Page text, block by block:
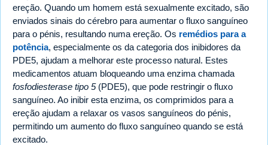
ereção. Quando um homem está sexualmente excitado, são
enviados sinais do cérebro para aumentar o fluxo sanguíneo
para o pénis, resultando numa ereção. Os remédios para a
potência, especialmente os da categoria dos inibidores da
PDE5, ajudam a melhorar este processo natural. Estes
medicamentos atuam bloqueando uma enzima chamada
fosfodiesterase tipo 5(PDE5), que pode restringir o fluxo
sanguíneo. Ao inibir esta enzima, os comprimidos para a
ereção ajudam a relaxar os vasos sanguíneos do pénis,
permitindo um aumento do fluxo sanguíneo quando se está
excitado.